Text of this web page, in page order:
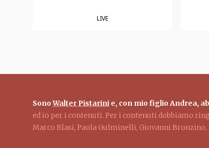
LIVE
SonoWalter Pistarinie, con mio figlio Andrea,
ed io per i contenuti. Per i contenuti dobbiamo
Marco Blasi, Paola Gulminelli, Giovanni Bronzino,